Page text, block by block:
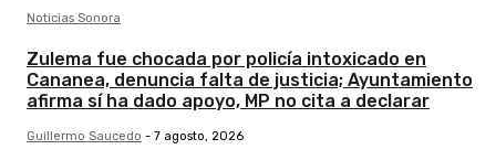
Noticias Sonora
Zulema fue chocada por policía intoxicado en
Cananea, denuncia falta de justicia; Ayuntamiento
afirma sí ha dado apoyo, MP no cita a declarar
Guillermo Saucedo - 7 agosto, 2026